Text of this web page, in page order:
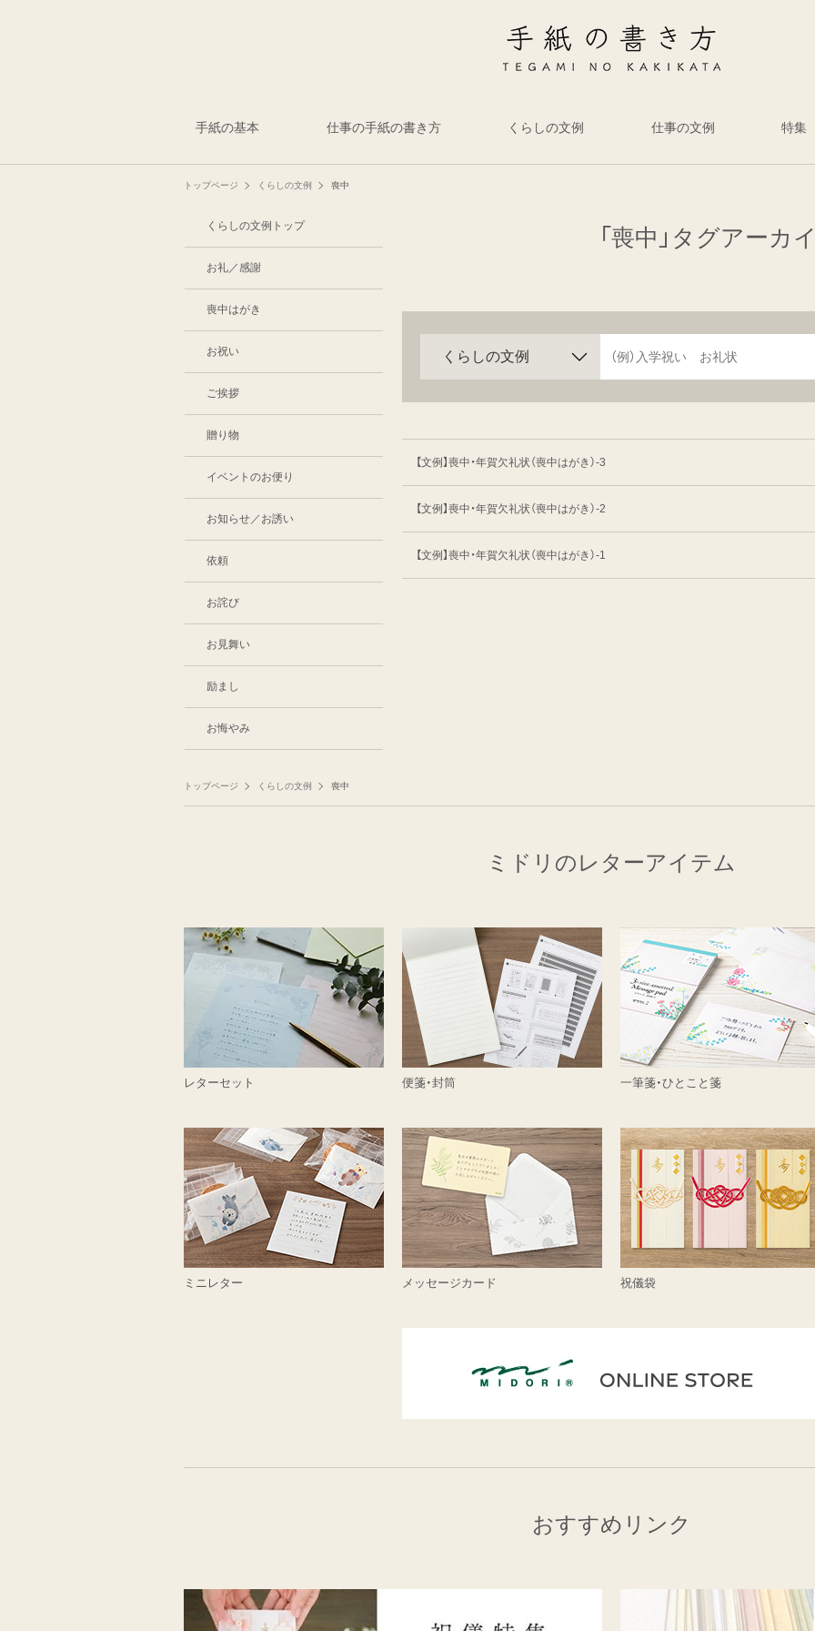
手紙の基本 仕事の手紙の書き方 くらしの文例 仕事の文例 特集
トップページ くらしの文例 喪中
「喪中」タグアーカ
【文例】喪中・年賀欠礼状（喪中はがき）-3
【文例】喪中・年賀欠礼状（喪中はがき）-2
【文例】喪中・年賀欠礼状（喪中はがき）-1
くらしの文例トップ
お礼／感謝
喪中はがき
お祝い
ご挨拶
贈り物
イベントのお便り
お知らせ／お誘い
依頼
お詫び
お見舞い
励まし
お悔やみ
トップページ くらしの文例 喪中
ミドリのレターアイテム
レターセット 便箋・封筒 一筆箋・ひとこと箋
ミニレター メッセージカード 祝儀袋
おすすめリンク